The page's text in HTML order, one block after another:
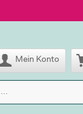
Mein Konto